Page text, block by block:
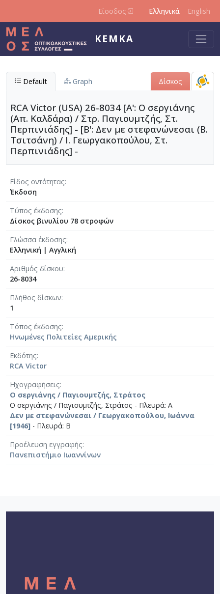
Είσοδος Ελληνικά English
ΚΕΜΚΑ
Default Graph Δίσκος
RCA Victor (USA) 26-8034 [Α': Ο σεργιάνης
(Απ. Καλδάρα) / Στρ. Παγιουμτζής, Στ.
Περπινιάδης] - [Β': Δεν με στεφανώνεσαι (Β.
Τσιτσάνη) / Ι. Γεωργακοπούλου, Στ.
Περπινιάδης] -
Είδος οντότητας
Έκδοση
Τύπος έκδοσης
Δίσκος βινυλίου 78 στροφών
Γλώσσα έκδοσης
Ελληνική | Αγγλική
Αριθμός δίσκου
26-8034
Πλήθος δίσκων
1
Τόπος έκδοσης
Ηνωμένες Πολιτείες Αμερικής
Εκδότης
RCA Victor
Ηχογραφήσεις
Ο σεργιάνης / Παγιουμτζής, Στράτος
Ο σεργιάνης / Παγιουμτζής, Στράτος - Πλευρά: Α
Δεν με στεφανώνεσαι / Γεωργακοπούλου, Ιωάννα
[1946] - Πλευρά: Β
Προέλευση εγγραφής
Πανεπιστήμιο Ιωαννίνων